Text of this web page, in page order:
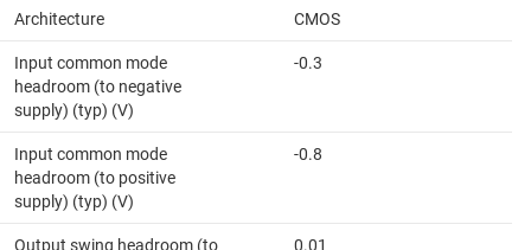
Architecture CMOS
Input common mode
headroom (to negative
supply) (typ) (V)
-0.3
Input common mode
headroom (to positive
supply) (typ) (V)
-0.8
Output swing headroom (to 0.01